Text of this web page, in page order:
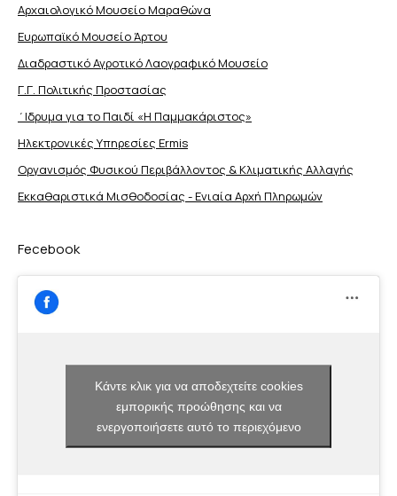
Αρχαιολογικό Μουσείο Μαραθώνα
Ευρωπαϊκό Μουσείο Άρτου
Διαδραστικό Αγροτικό Λαογραφικό Μουσείο
Γ.Γ. Πολιτικής Προστασίας
΄Ιδρυμα για το Παιδί «Η Παμμακάριστος»
Ηλεκτρονικές Υπηρεσίες Ermis
Οργανισμός Φυσικού Περιβάλλοντος & Κλιματικής Aλλαγής
Εκκαθαριστικά Μισθοδοσίας - Ενιαία Αρχή Πληρωμών
Fecebook
Κάντε κλικ για να αποδεχτείτε cookies
εμπορικής προώθησης και να
ενεργοποιήσετε αυτό το περιεχόμενο